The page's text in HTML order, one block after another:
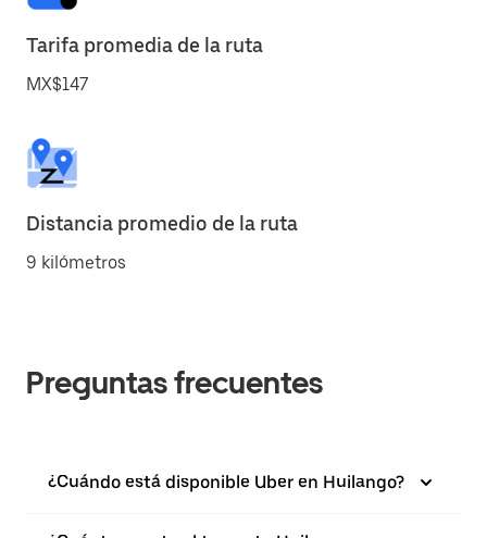
Tarifa promedia de la ruta
MX$147
Distancia promedio de la ruta
9 kilómetros
Preguntas frecuentes
¿Cuándo está disponible Uber en Huilango?